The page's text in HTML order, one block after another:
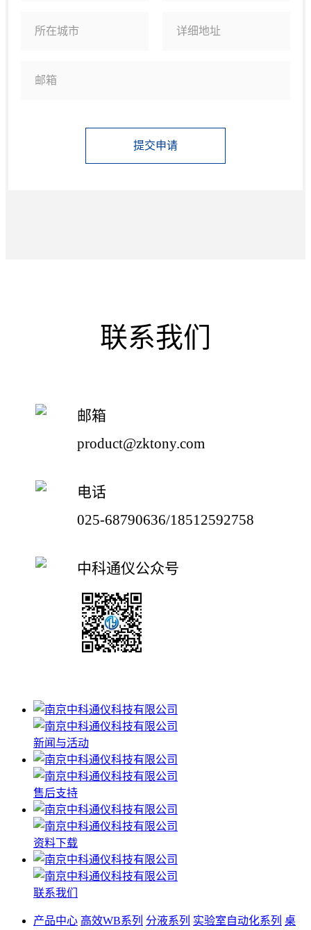
提交申请
联系我们
邮箱
product@zktony.com
电话
025-68790636/18512592758
中科通仪公众号
新闻与活动
售后支持
资料下载
联系我们
产品中心 高效WB系列 分液系列 实验室自动化系列 桌